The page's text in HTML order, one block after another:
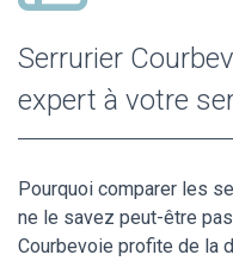
Serrurier
expert à votre
Pourquoi comparer les
ne le savez peut-être
Courbevoie profite de la